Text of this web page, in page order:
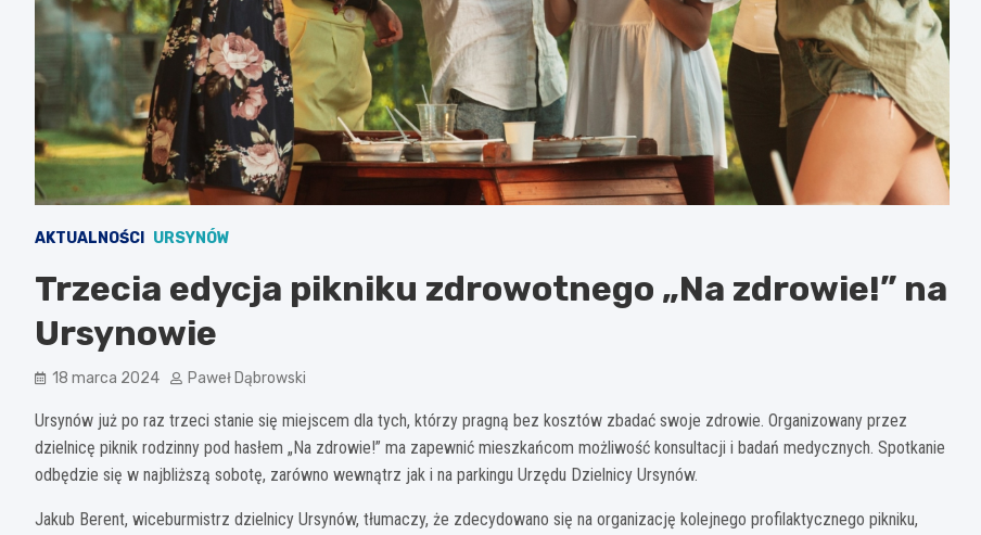
AKTUALNOŚCI URSYNÓW
Trzecia edycja pikniku zdrowotnego „Na zdrowie!” na
Ursynowie
18 marca 2024 Paweł Dąbrowski
Ursynów już po raz trzeci stanie się miejscem dla tych, którzy pragną bez kosztów zbadać swoje zdrowie. Organizowany przez
dzielnicę piknik rodzinny pod hasłem „Na zdrowie!” ma zapewnić mieszkańcom możliwość konsultacji i badań medycznych. Spotkanie
odbędzie się w najbliższą sobotę, zarówno wewnątrz jak i na parkingu Urzędu Dzielnicy Ursynów.
Jakub Berent, wiceburmistrz dzielnicy Ursynów, tłumaczy, że zdecydowano się na organizację kolejnego profilaktycznego pikniku,